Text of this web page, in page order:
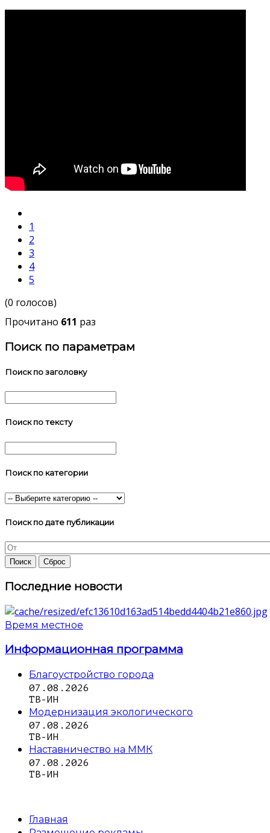
1
2
3
4
5
(0 голосов)
Прочитано 611 раз
Поиск по параметрам
Поиск по заголовку
Поиск по тексту
Поиск по категории
Поиск по дате публикации
Последние новости
Время местное
Информационная программа
Благоустройство города
07.08.2026
ТВ-ИН
Модернизация экологического
07.08.2026
ТВ-ИН
Наставничество на ММК
07.08.2026
ТВ-ИН
Главная